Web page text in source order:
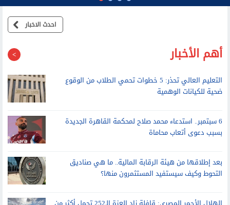
احدث الاخبار
أهم الأخبار
التعليم العالي تحذر: 5 خطوات تحمي الطلاب من الوقوع
ضحية للكيانات الوهمية
6 سبتمبر.. استدعاء محمد صلاح لمحكمة القاهرة الجديدة
بسبب دعوى أتعاب محاماة
بعد إطلاقها من هيئة الرقابة المالية.. ما هي صناديق
التحوط وكيف سيستفيد المستثمرون منها؟